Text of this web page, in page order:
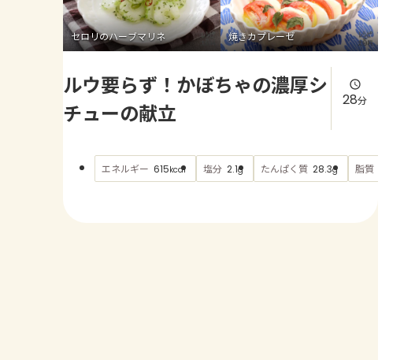
セロリのハーブマリネ 焼きカプレーゼ
ルウ要らず！かぼちゃの濃厚シ
チューの献立
28分
エネルギー 615kcal 塩分 2.1g たんぱく質 28.3g 脂質